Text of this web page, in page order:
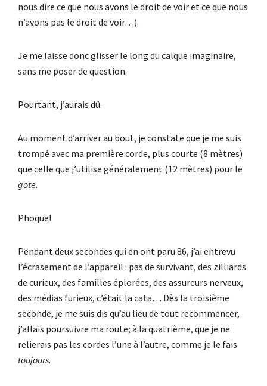
nous dire ce que nous avons le droit de voir et ce que nous
n’avons pas le droit de voir…).
Je me laisse donc glisser le long du calque imaginaire,
sans me poser de question.
Pourtant, j’aurais dû.
Au moment d’arriver au bout, je constate que je me suis
trompé avec ma première corde, plus courte (8 mètres)
que celle que j’utilise généralement (12 mètres) pour le
gote.
Phoque!
Pendant deux secondes qui en ont paru 86, j’ai entrevu
l’écrasement de l’appareil : pas de survivant, des zilliards
de curieux, des familles éplorées, des assureurs nerveux,
des médias furieux, c’était la cata… Dès la troisième
seconde, je me suis dis qu’au lieu de tout recommencer,
j’allais poursuivre ma route; à la quatrième, que je ne
relierais pas les cordes l’une à l’autre, comme je le fais
toujours.